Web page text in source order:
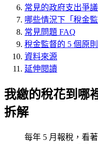
常見的政府支出爭議
哪些情況下「稅金
常見問題 FAQ
稅金監督的 5 個原則
資料來源
延伸閱讀
我繳的稅花到哪
拆解
每年 5 月報稅，看